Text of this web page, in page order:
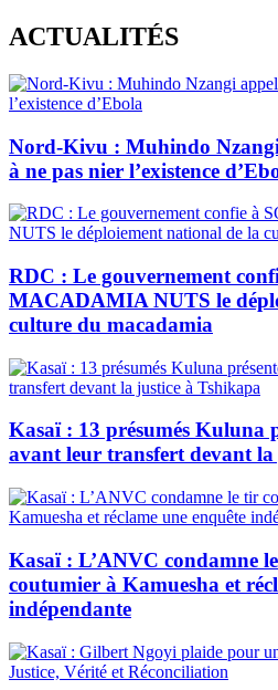
Skip
to
content
ACTUALITÉS
Nord-Kivu : Muhindo
à ne pas nier l’existence
RDC : Le gouvernement
MACADAMIA NUTS le
culture du macadamia
Kasaï : 13 présumés Kuluna
avant leur transfert devant
Kasaï : L’ANVC condamne
coutumier à Kamuesha et
indépendante